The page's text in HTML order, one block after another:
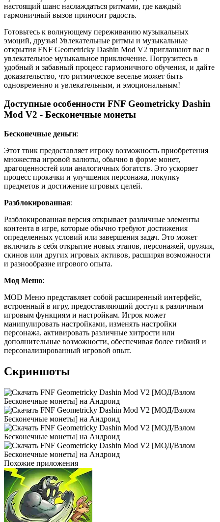
настоящий шанс наслаждаться ритмами, где каждый
гармоничный вызов приносит радость.
Готовьтесь к волнующему переживанию музыкальных
эмоций, друзья! Увлекательные ритмы и музыкальные
открытия FNF Geometricky Dashin Mod V2 приглашают вас в
увлекательное музыкальное приключение. Погрузитесь в
удобный и забавный процесс гармоничного обучения, и дайте
доказательство, что ритмическое веселье может быть
одновременно и увлекательным, и эмоциональным!
Доступные особенности FNF Geometricky Dashin
Mod V2 - Бесконечные монеты
Бесконечные деньги:
Этот твик предоставляет игроку возможность приобретения
множества игровой валюты, обычно в форме монет,
драгоценностей или аналогичных богатств. Это ускоряет
процесс прокачки и улучшения персонажа, покупку
предметов и достижение игровых целей.
Разблокированная:
Разблокированная версия открывает различные элементы
контента в игре, которые обычно требуют достижения
определенных условий или завершения задач. Это может
включать в себя открытие новых этапов, персонажей, оружия,
скинов или других игровых активов, расширяя возможности
и разнообразие игрового опыта.
Мод Меню:
MOD Меню представляет собой расширенный интерфейс,
встроенный в игру, предоставляющий доступ к различным
игровым функциям и настройкам. Игрок может
манипулировать настройками, изменять настройки
персонажа, активировать различные хитрости или
дополнительные возможности, обеспечивая более гибкий и
персонализированный игровой опыт.
Скриншоты
Похожие приложения